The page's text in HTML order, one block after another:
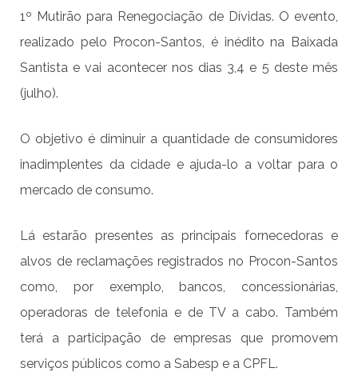
1º Mutirão para Renegociação de Dívidas. O evento,
realizado pelo Procon-Santos, é inédito na Baixada
Santista e vai acontecer nos dias 3,4 e 5 deste mês
(julho).
O objetivo é diminuir a quantidade de consumidores
inadimplentes da cidade e ajuda-lo a voltar para o
mercado de consumo.
Lá estarão presentes as principais fornecedoras e
alvos de reclamações registrados no Procon-Santos
como, por exemplo, bancos, concessionárias,
operadoras de telefonia e de TV a cabo. Também
terá a participação de empresas que promovem
serviços públicos como a Sabesp e a CPFL.